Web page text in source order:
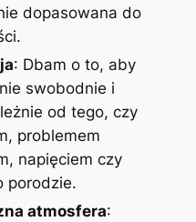
dopasowana do
: Dbam o to, aby
swobodnie i
od tego, czy
problemem
napięciem czy
porodzie.
atmosfera: